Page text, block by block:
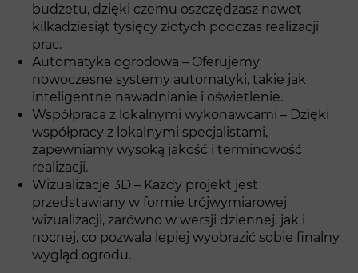
budżetu, dzięki czemu oszczędzasz nawet
kilkadziesiąt tysięcy złotych podczas realizacji
prac.
Automatyka ogrodowa – Oferujemy
nowoczesne systemy automatyki, takie jak
inteligentne nawadnianie i oświetlenie.
Współpraca z lokalnymi wykonawcami – Dzięki
współpracy z lokalnymi specjalistami,
zapewniamy wysoką jakość i terminowość
realizacji.
Wizualizacje 3D – Każdy projekt jest
przedstawiany w formie trójwymiarowej
wizualizacji, zarówno w wersji dziennej, jak i
nocnej, co pozwala lepiej wyobrazić sobie finalny
wygląd ogrodu.